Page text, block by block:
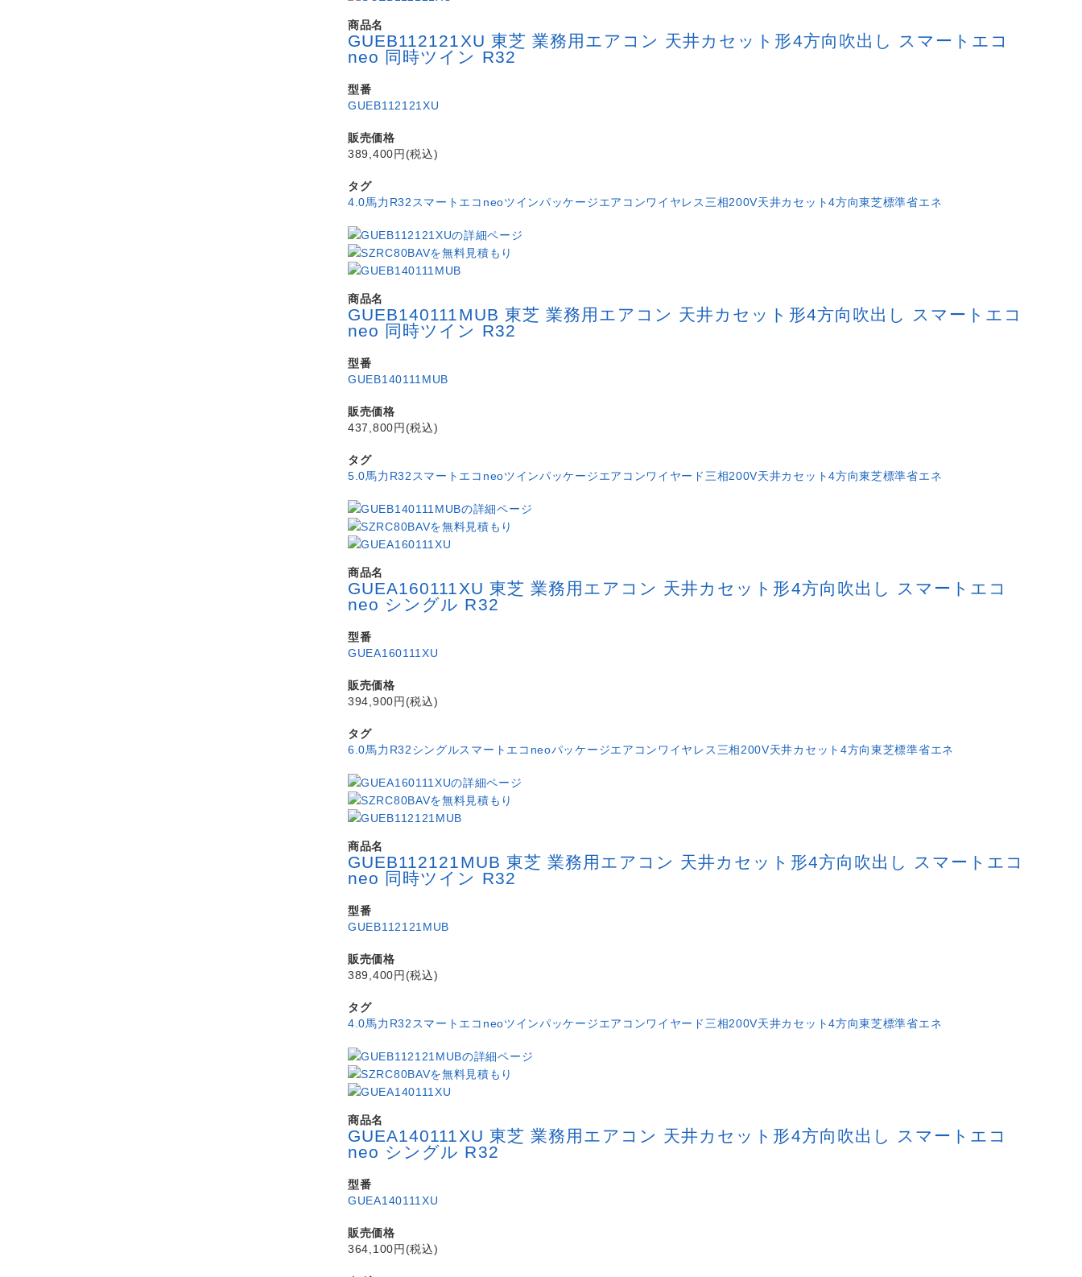
商品名
GUEB112121XU 東芝 業務用エアコン 天井カセット形4方向吹出し スマートエコ
neo 同時ツイン R32
型番
GUEB112121XU
販売価格
389,400円(税込)
タグ
4.0馬力 R32 スマートエコneoツインパッケージエアコンワイヤレス 三相200V天井カセット4方向東芝標準省エネ
商品名
GUEB140111MUB 東芝 業務用エアコン 天井カセット形4方向吹出し スマートエコ
neo 同時ツイン R32
型番
GUEB140111MUB
販売価格
437,800円(税込)
タグ
5.0馬力 R32 スマートエコneoツインパッケージエアコンワイヤード 三相200V天井カセット4方向東芝標準省エネ
商品名
GUEA160111XU 東芝 業務用エアコン 天井カセット形4方向吹出し スマートエコ
neo シングル R32
型番
GUEA160111XU
販売価格
394,900円(税込)
タグ
6.0馬力 R32シングルスマートエコneoパッケージエアコンワイヤレス 三相200V天井カセット4方向東芝標準省エネ
商品名
GUEB112121MUB 東芝 業務用エアコン 天井カセット形4方向吹出し スマートエコ
neo 同時ツイン R32
型番
GUEB112121MUB
販売価格
389,400円(税込)
タグ
4.0馬力 R32 スマートエコneoツインパッケージエアコンワイヤード 三相200V天井カセット4方向東芝標準省エネ
商品名
GUEA140111XU 東芝 業務用エアコン 天井カセット形4方向吹出し スマートエコ
neo シングル R32
型番
GUEA140111XU
販売価格
364,100円(税込)